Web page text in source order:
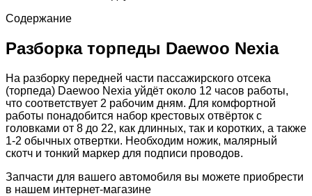
Содержание
Разборка торпеды Daewoo Nexia
На разборку передней части пассажирского отсека
(торпеда) Daewoo Nexia уйдёт около 12 часов работы,
что соответствует 2 рабочим дням. Для комфортной
работы понадобится набор крестовых отвёрток с
головками от 8 до 22, как длинных, так и коротких, а также
1-2 обычных отвертки. Необходим ножик, малярный
скотч и тонкий маркер для подписи проводов.
Запчасти для вашего автомобиля вы можете приобрести
в нашем интернет-магазине